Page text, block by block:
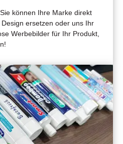
können Ihre Marke direkt
ersetzen oder uns Ihr
Werbebilder für Ihr Produkt,